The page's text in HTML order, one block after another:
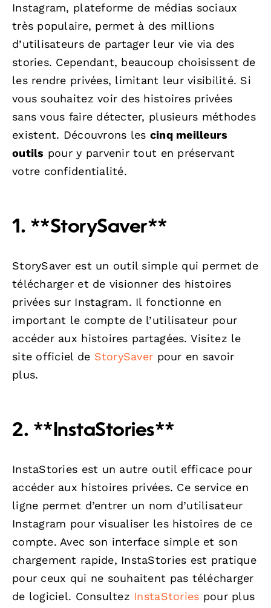
Instagram, plateforme de médias sociaux
très populaire, permet à des millions
d’utilisateurs de partager leur vie via des
stories. Cependant, beaucoup choisissent de
les rendre privées, limitant leur visibilité. Si
vous souhaitez voir des histoires privées
sans vous faire détecter, plusieurs méthodes
existent. Découvrons les cinq meilleurs
outils pour y parvenir tout en préservant
votre confidentialité.
1. **StorySaver**
StorySaver est un outil simple qui permet de
télécharger et de visionner des histoires
privées sur Instagram. Il fonctionne en
important le compte de l’utilisateur pour
accéder aux histoires partagées. Visitez le
site officiel de StorySaver pour en savoir
plus.
2. **InstaStories**
InstaStories est un autre outil efficace pour
accéder aux histoires privées. Ce service en
ligne permet d’entrer un nom d’utilisateur
Instagram pour visualiser les histoires de ce
compte. Avec son interface simple et son
chargement rapide, InstaStories est pratique
pour ceux qui ne souhaitent pas télécharger
de logiciel. Consultez InstaStories pour plus